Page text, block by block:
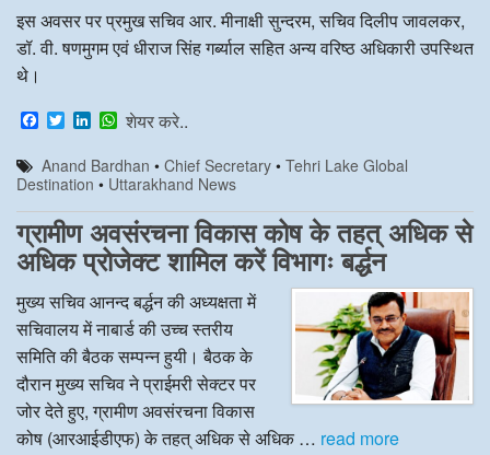
इस अवसर पर प्रमुख सचिव आर. मीनाक्षी सुन्दरम, सचिव दिलीप जावलकर,
डॉ. वी. षणमुगम एवं धीराज सिंह गर्ब्याल सहित अन्य वरिष्ठ अधिकारी उपस्थित
थे।
F
a
c
e
b
o
o
k
T
w
t
t
e
r
L
n
k
e
d
I
n
W
a
t
s
A
p
p
शेयर करे..
Anand Bardhan •Chief Secretary •Tehri Lake Global
Destination • Uttarakhand News
ग्रामीण अवसंरचना विकास कोष के तहत् अधिक से
अधिक प्रोजेक्ट शामिल करें विभागः बर्द्धन
मुख्य सचिव आनन्द बर्द्धन की अध्यक्षता में
सचिवालय में नाबार्ड की उच्च स्तरीय
समिति की बैठक सम्पन्न हुयी। बैठक के
दौरान मुख्य सचिव ने प्राईमरी सेक्टर पर
जोर देते हुए, ग्रामीण अवसंरचना विकास
कोष (आरआईडीएफ) के तहत् अधिक से अधिक … read more